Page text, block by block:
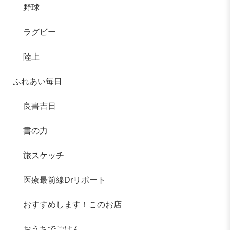
野球
ラグビー
陸上
ふれあい毎日
良書吉日
書の力
旅スケッチ
医療最前線Drリポート
おすすめします！このお店